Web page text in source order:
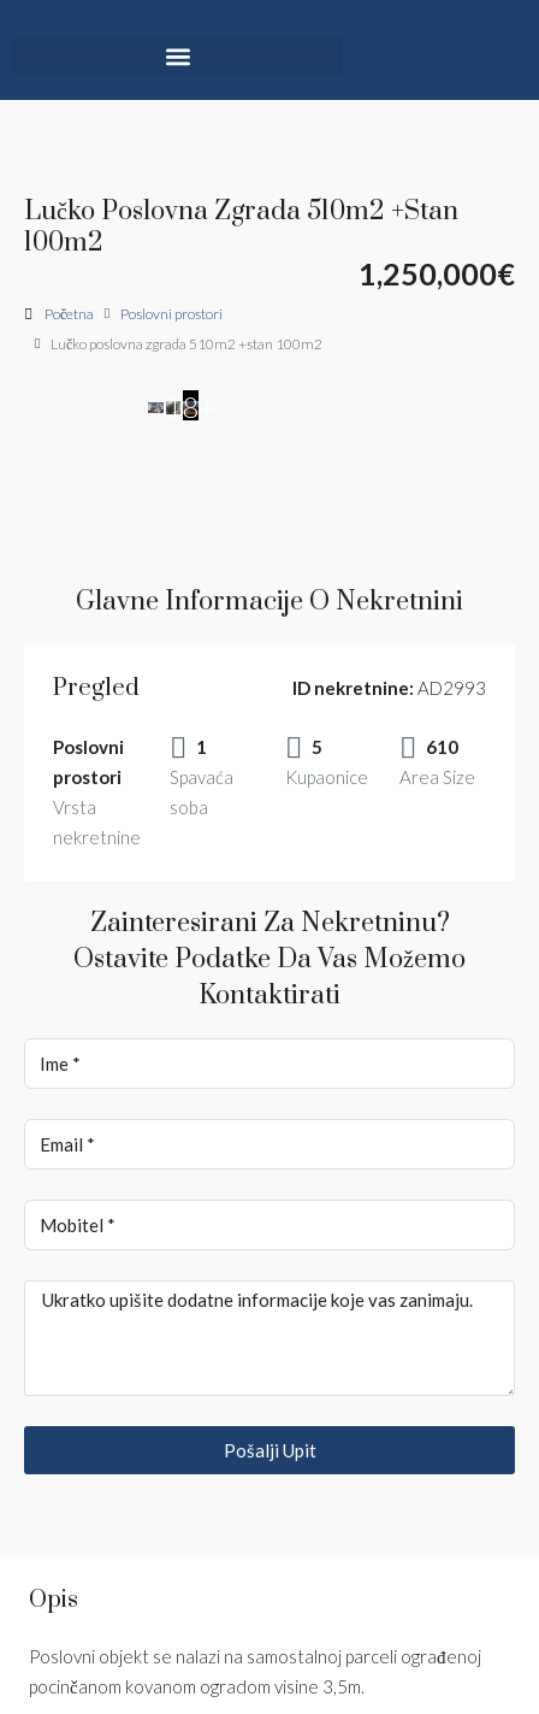
Lučko Poslovna Zgrada 510m2 +stan
100m2
1,250,000€
Početna
Poslovni prostori
Lučko poslovna zgrada 510m2 +stan 100m2
18+
Glavne Informacije O Nekretnini
Pregled ID nekretnine: AD2993
Poslovni
prostori
Vrsta
nekretnine
1
Spavaća
soba
5
Kupaonice
610
Area Size
Zainteresirani Za Nekretninu?
Ostavite Podatke Da Vas Možemo
Kontaktirati
Pošalji Upit
Opis
Poslovni objekt se nalazi na samostalnoj parceli ograđenoj
pocinčanom kovanom ogradom visine 3,5m.